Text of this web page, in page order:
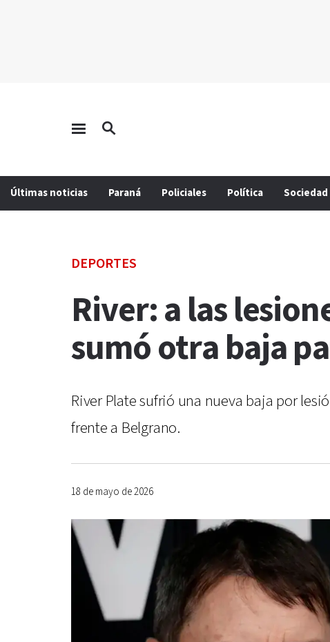
Últimas noticias Paraná Policiales Política Sociedad
DEPORTES
River: a las
sumó otra baja
River Plate sufrió una nueva baja por
frente a Belgrano.
18 de mayo de 2026